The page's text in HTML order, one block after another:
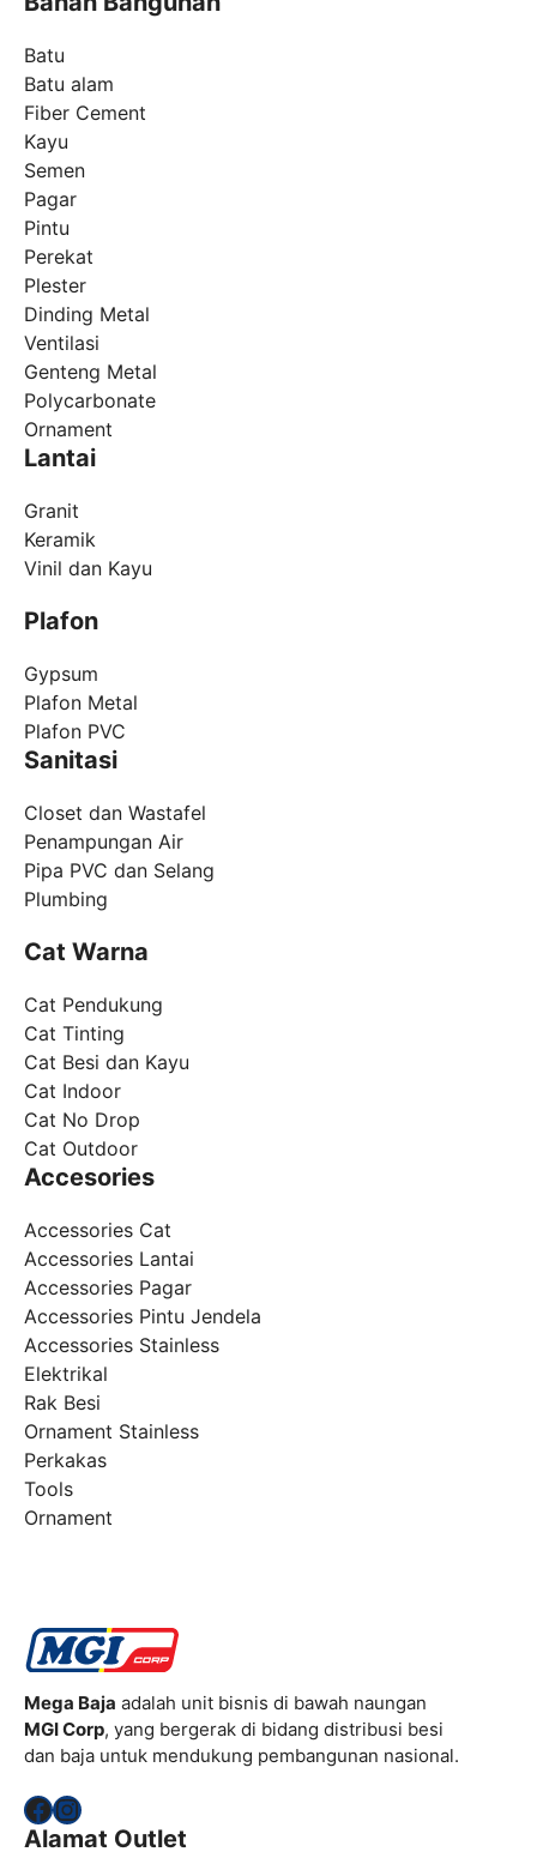
Batu
Batu alam
Fiber Cement
Kayu
Semen
Pagar
Pintu
Perekat
Plester
Dinding Metal
Ventilasi
Genteng Metal
Polycarbonate
Ornament
Lantai
Granit
Keramik
Vinil dan Kayu
Plafon
Gypsum
Plafon Metal
Plafon PVC
Sanitasi
Closet dan Wastafel
Penampungan Air
Pipa PVC dan Selang
Plumbing
Cat Warna
Cat Pendukung
Cat Tinting
Cat Besi dan Kayu
Cat Indoor
Cat No Drop
Cat Outdoor
Accesories
Accessories Cat
Accessories Lantai
Accessories Pagar
Accessories Pintu Jendela
Accessories Stainless
Elektrikal
Rak Besi
Ornament Stainless
Perkakas
Tools
Ornament
Mega Baja adalah unit bisnis di bawah naungan
MGI Corp, yang bergerak di bidang distribusi besi
dan baja untuk mendukung pembangunan nasional.
Facebook
Instagram
Alamat Outlet